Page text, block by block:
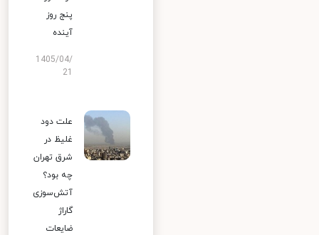
پنج روز
آینده
1405/04/
علت دود
غلیظ در
شرق تهران
چه بود؟
آتش‌سوزی
گاراژ
ضایعات